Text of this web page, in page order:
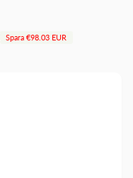
Spara€98.03 EUR